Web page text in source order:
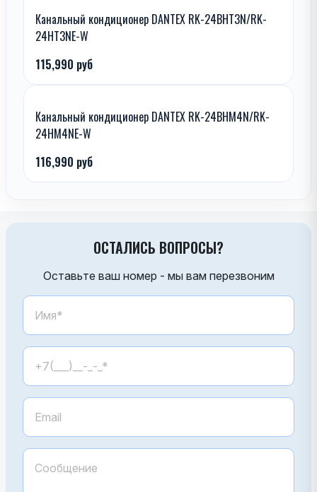
Канальный кондиционер DANTEX RK-24BHT3N/RK-
24HT3NE-W
115,990 руб
Канальный кондиционер DANTEX RK-24BHM4N/RK-
24HM4NE-W
116,990 руб
ОСТАЛИСЬ ВОПРОСЫ?
Оставьте ваш номер - мы вам перезвоним